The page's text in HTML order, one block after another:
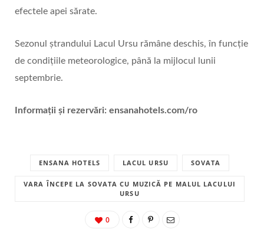
efectele apei sărate.
Sezonul ștrandului Lacul Ursu rămâne deschis, în funcție
de condițiile meteorologice, până la mijlocul lunii
septembrie.
Informații și rezervări: ensanahotels.com/ro
ENSANA HOTELS LACUL URSU SOVATA
VARA ÎNCEPE LA SOVATA CU MUZICĂ PE MALUL LACULUI
URSU
0